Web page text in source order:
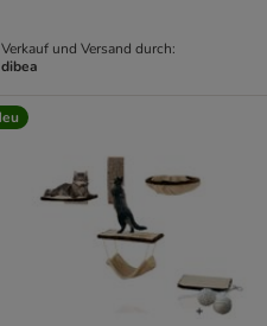
Verkauf und Versand durch:
dibea